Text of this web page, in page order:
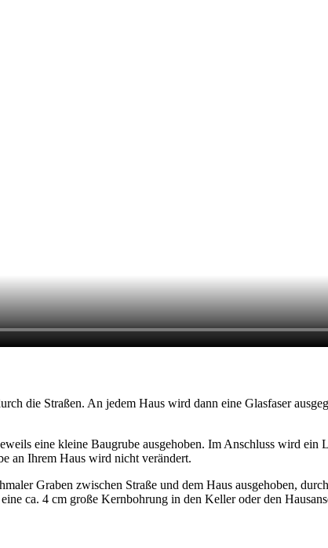
die Straßen. An jedem Haus wird dann eine Glasfaser
eine kleine Baugrube ausgehoben. Im Anschluss wird ein
an Ihrem Haus wird nicht verändert.
Graben zwischen Straße und dem Haus ausgehoben,
ca. 4 cm große Kernbohrung in den Keller oder den